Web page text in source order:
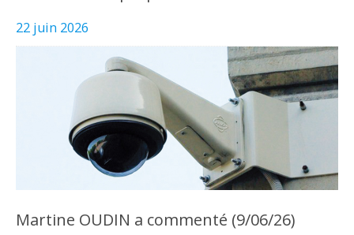
22 juin 2026
Martine OUDIN a commenté (9/06/26)